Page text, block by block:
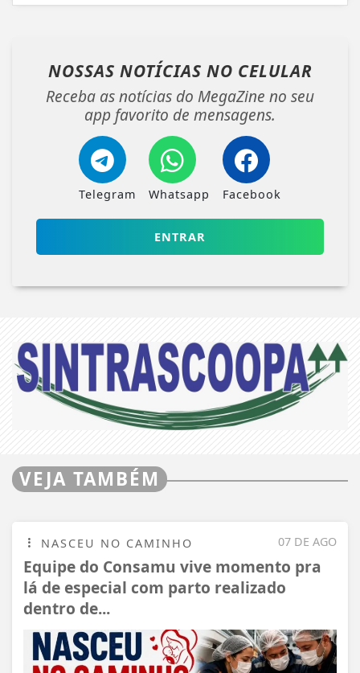
NOSSAS NOTÍCIAS NO CELULAR
Receba as notícias do MegaZine no seu
app favorito de mensagens.
Telegram Whatsapp Facebook
ENTRAR
VEJA TAMBÉM
07 DE AGO
NASCEU NO CAMINHO
Equipe do Consamu vive momento pra
lá de especial com parto realizado
dentro de...